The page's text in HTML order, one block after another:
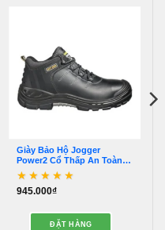
Giày Bảo Hộ Jogger
Power2 Cổ Thấp An Toàn
Chất Lượng – GDA0045
Được xếp hạng
945.000₫
ĐẶT HÀNG